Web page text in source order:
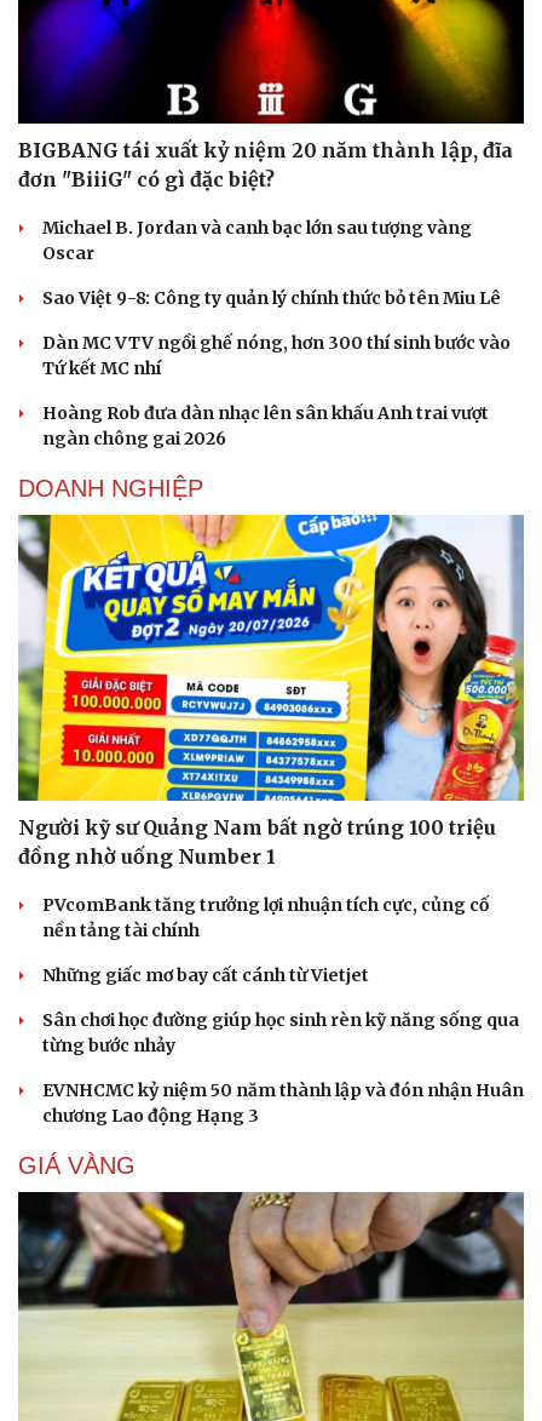
BIGBANG tái xuất kỷ niệm 20 năm thành lập, đĩa
đơn "BiiiG" có gì đặc biệt?
Michael B. Jordan và canh bạc lớn sau tượng vàng
Oscar
Sao Việt 9-8: Công ty quản lý chính thức bỏ tên Miu Lê
Dàn MC VTV ngồi ghế nóng, hơn 300 thí sinh bước vào
Tứ kết MC nhí
Hoàng Rob đưa dàn nhạc lên sân khấu Anh trai vượt
ngàn chông gai 2026
DOANH NGHIỆP
Người kỹ sư Quảng Nam bất ngờ trúng 100 triệu
đồng nhờ uống Number 1
PVcomBank tăng trưởng lợi nhuận tích cực, củng cố
nền tảng tài chính
Những giấc mơ bay cất cánh từ Vietjet
Sân chơi học đường giúp học sinh rèn kỹ năng sống qua
từng bước nhảy
EVNHCMC kỷ niệm 50 năm thành lập và đón nhận Huân
chương Lao động Hạng 3
GIÁ VÀNG